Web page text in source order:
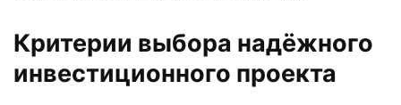
Критерии выбора надёжного
инвестиционного проекта